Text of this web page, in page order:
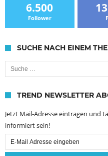
6.500
Follower
SUCHE NACH EINEM
Suche nach:
TREND NEWSLETTER
Jetzt Mail-Adresse eintragen und
informiert sein!
Email
Subscription